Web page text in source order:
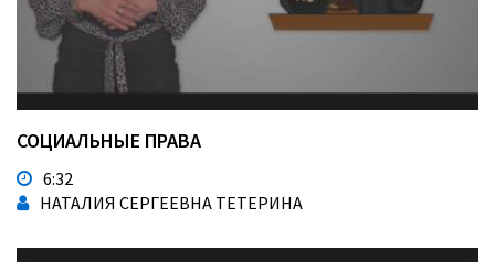
СОЦИАЛЬНЫЕ ПРАВА
6:32
НАТАЛИЯ СЕРГЕЕВНА ТЕТЕРИНА